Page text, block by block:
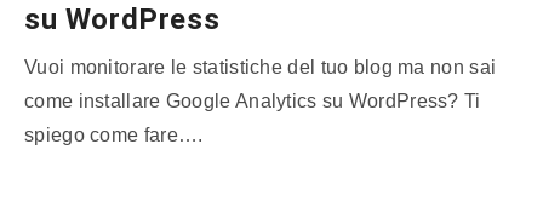
su WordPress
Vuoi monitorare le statistiche del tuo blog ma non sai
come installare Google Analytics su WordPress? Ti
spiego come fare….